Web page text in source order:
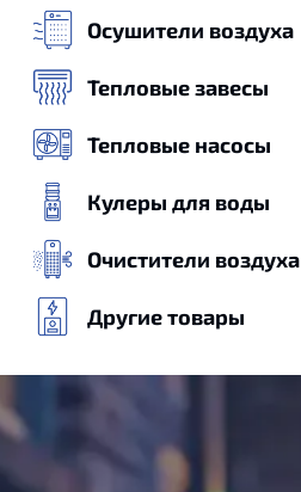
Осушители воздуха
Тепловые завесы
Тепловые насосы
Кулеры для воды
Очистители воздуха
Другие товары